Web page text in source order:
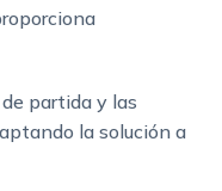
partida y las
la solución a